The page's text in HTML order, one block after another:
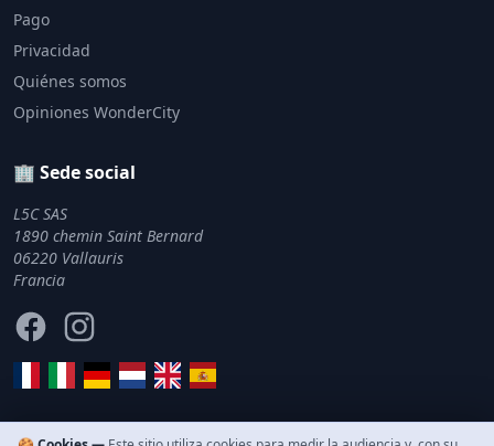
Pago
Privacidad
Quiénes somos
Opiniones WonderCity
🏢 Sede social
L5C SAS
1890 chemin Saint Bernard
06220 Vallauris
Francia
FacebookInstagram